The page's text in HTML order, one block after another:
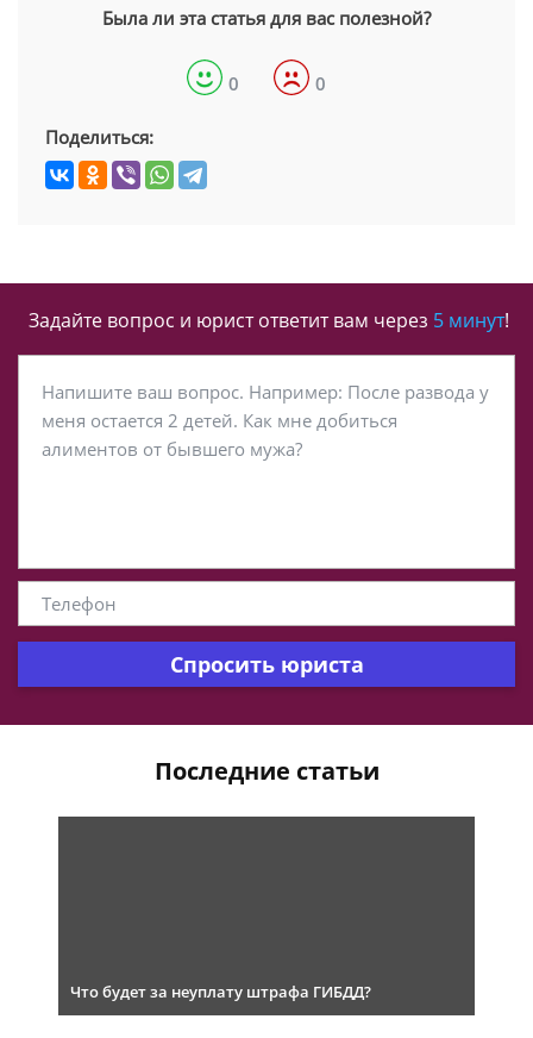
Была ли эта статья для вас полезной?
0 0
Поделиться:
Задайте вопрос и юрист ответит вам через 5 минут!
Спросить юриста
Последние статьи
Что будет за неуплату штрафа ГИБДД?